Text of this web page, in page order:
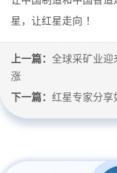
星，让红星走向 ！
上一篇： 全球采矿业
涨
下一篇： 红星专家分享